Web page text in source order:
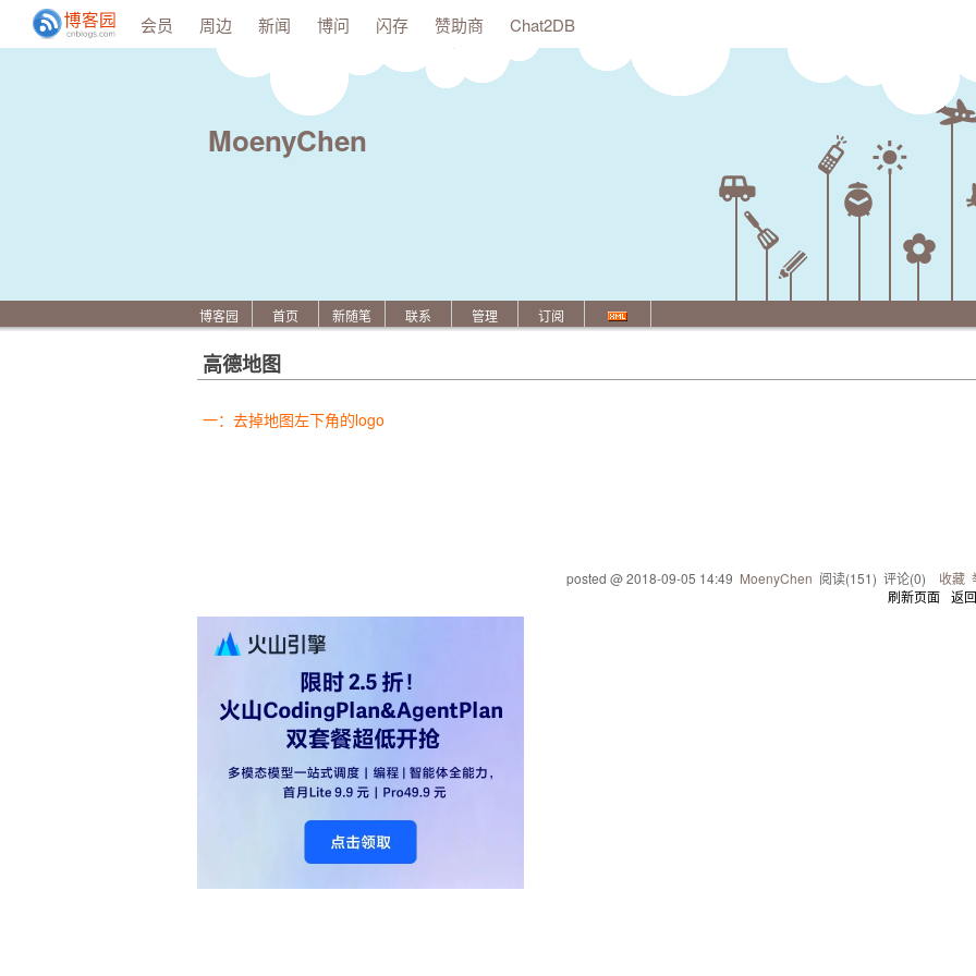
会员 周边 新闻 博问 闪存 赞助商 Chat2DB
MoenyChen
博客园 首页 新随笔 联系 管理 订阅
高德地图
一：去掉地图左下角的logo
posted @2018-09-05 14:49 MoenyChen 阅读(151) 评论(0) 收藏
刷新页面 返